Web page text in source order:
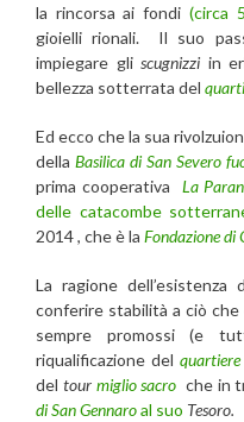
la rincorsa ai fondi (circa
gioielli rionali. Il suo
impiegare gli scugnizzi in
bellezza sotterrata del
Ed ecco che la sua
della Basilica di San Severo
prima cooperativa La
delle catacombe
2014 , che è la Fondazione di
La ragione
conferire stabilità a ciò
sempre promossi (e
riqualificazione del
del tour miglio sacro che in
di San Gennaroal suo Tesoro.